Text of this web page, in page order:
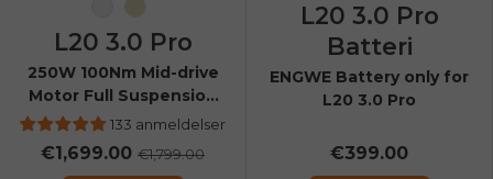
Sort Champagne
L20 3.0 Pro
250W 100Nm Mid-drive
Motor Full Suspension
Compact E-bike
133 anmeldelser
€1,699.00 €1,799.00
L20 3.0 Pro
Batteri
ENGWE Battery only for
L20 3.0 Pro
€399.00